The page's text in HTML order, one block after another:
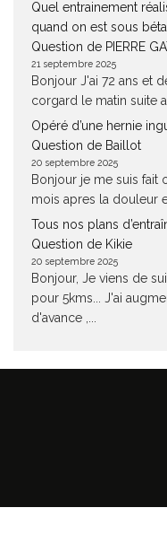
Quel entrainement
quand on est sous
Question de PIERRE
21 septembre 2025
Bonjour J'ai 72 ans et
corgard le matin suite
Opéré d’une hernie
Question de Baillot
20 septembre 2025
Bonjour je me suis fait
mois apres la douleur
Tous nos plans
Question de Kikie
20 septembre 2025
Bonjour, Je viens de
pour 5kms... J'ai
d'avance ,...